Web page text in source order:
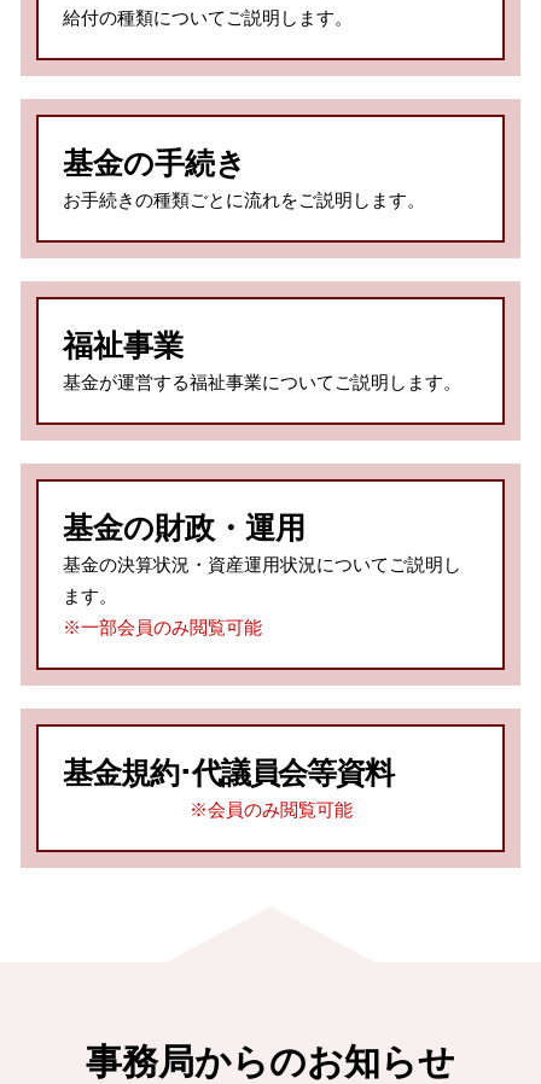
給付の種類についてご説明します。
基金の手続き
お手続きの種類ごとに流れをご説明します。
福祉事業
基金が運営する福祉事業についてご説明します。
基金の財政・運用
基金の決算状況・資産運用状況についてご説明し
ます。
※一部会員のみ閲覧可能
基金規約･代議員会等資料
※会員のみ閲覧可能
事務局からのお知らせ